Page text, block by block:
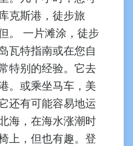
克斯港，徒步旅
。 一片滩涂，徒步
瓦特指南或在您自
特别的经验。它去
。或乘坐马车，美
还有可能容易地运
海，在海水涨潮时
上，但也有趣。登